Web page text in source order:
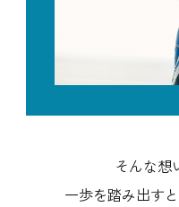
そんな想
一歩を踏み出す